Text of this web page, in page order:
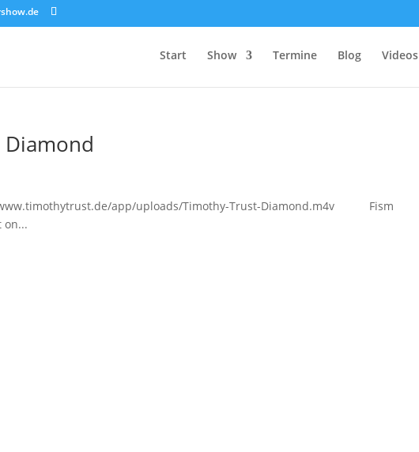
Start Show Termine Blog Videos
app/uploads/Timothy-Trust-Diamond.m4v Fism
on...